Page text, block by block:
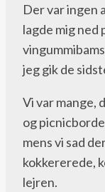
Der var ingen
lagde mig ned
jeg gik de
Vi var mange,
og
mens vi sad
kokkererede,
lejren.